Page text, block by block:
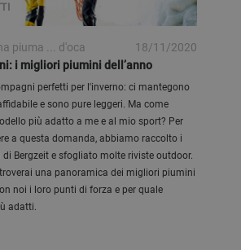
piuma ... d'oca
18/11/2020
i migliori piumini dell’anno
perfetti per l'inverno: ci mantegono
e sono pure leggeri. Ma come
più adatto a me e al mio sport? Per
a questa domanda, abbiamo raccolto i
di Bergzeit e sfogliato molte riviste outdoor.
una panoramica dei migliori piumini
noi i loro punti di forza e per quale
adatti.